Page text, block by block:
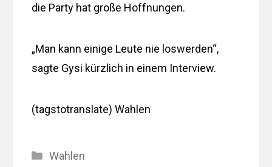
die Party hat große Hoffnungen.
„Man kann einige Leute nie loswerden“,
sagte Gysi kürzlich in einem Interview.
(tagstotranslate) Wahlen
Kategorien
Wahlen